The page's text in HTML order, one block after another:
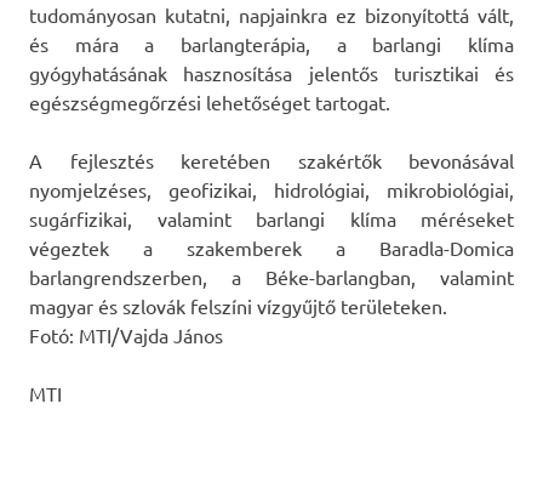
tudományosan kutatni, napjainkra ez bizonyítottá vált,
és mára a barlangterápia, a barlangi klíma
gyógyhatásának hasznosítása jelentős turisztikai és
egészségmegőrzési lehetőséget tartogat.
A fejlesztés keretében szakértők bevonásával
nyomjelzéses, geofizikai, hidrológiai, mikrobiológiai,
sugárfizikai, valamint barlangi klíma méréseket
végeztek a szakemberek a Baradla-Domica
barlangrendszerben, a Béke-barlangban, valamint
magyar és szlovák felszíni vízgyűjtő területeken.
Fotó: MTI/Vajda János
MTI